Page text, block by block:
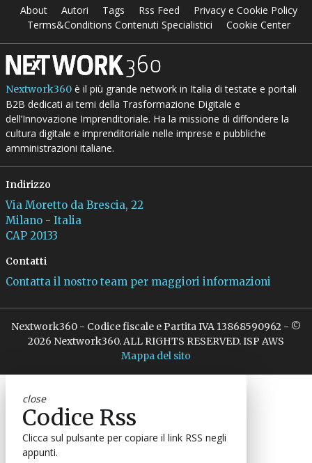
About Autori Tags Rss Feed
Privacy e Cookie Policy
Terms&Conditions Contenuti Specialistici
Cookie Center
Nextwork360è il più grande network in Italia di testate e portali
B2B dedicati ai temi della Trasformazione Digitale e
dell’Innovazione Imprenditoriale. Ha la missione di diffondere la
cultura digitale e imprenditoriale nelle imprese e pubbliche
amministrazioni italiane.
Indirizzo
Via Moretto da Brescia, 22
Milano - Italia
CAP 20133
Contatti
Contatta il nostro team per maggiori informazioni
Nextwork360 - Codice fiscale e Partita IVA 13868590962 - ©
2026 Nextwork360. ALL RIGHTS RESERVED. ISP AWS
Mappa del sito
close
Codice Rss
Clicca sul pulsante per copiare il link RSS negli
appunti.